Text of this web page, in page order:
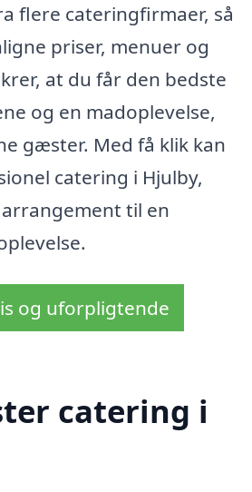
flere cateringfirmaer, så
priser, menuer og
at du får den bedste
og en madoplevelse,
gæster. Med få klik kan
catering i Hjulby,
til en
og uforpligtende
catering i